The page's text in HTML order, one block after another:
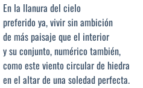
En la llanura del cielo
preferido ya, vivir sin ambición
de más paisaje que el interior
y su conjunto, numérico también,
como este viento circular de hiedra
en el altar de una soledad perfecta.